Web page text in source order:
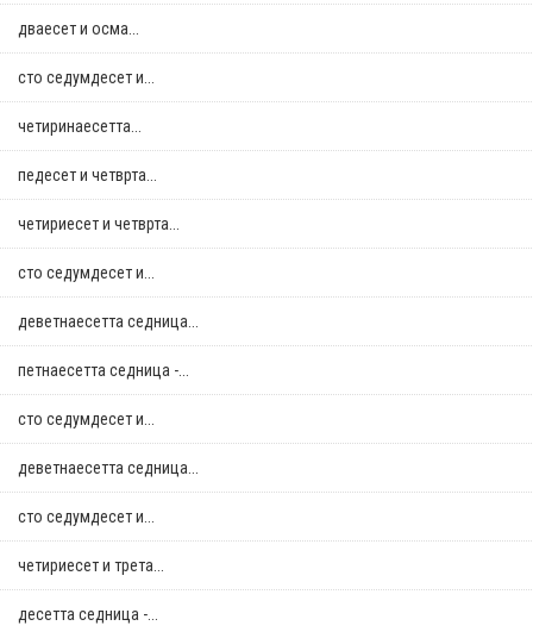
дваесет и осма...
сто седумдесет и...
четиринаесетта...
педесет и четврта...
четириесет и четврта...
сто седумдесет и...
деветнаесетта седница...
петнаесетта седница -...
сто седумдесет и...
деветнаесетта седница...
сто седумдесет и...
четириесет и трета...
десетта седница -...